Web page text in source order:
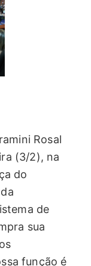
Rosal
(3/2), na
do
de
sua
função é